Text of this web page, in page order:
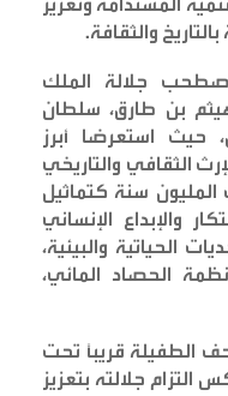
والثقافة.
جلالة الملك
بن طارق، سلطان
حيث استعرضا أبرز
الثقافي والتاريخي
سنة كتماثيل
والإبداع الإنساني
الحياتية والبيئية،
الحصاد المائي،
الطفيلة قريبًا تحت
التزام جلالته بتعزيز